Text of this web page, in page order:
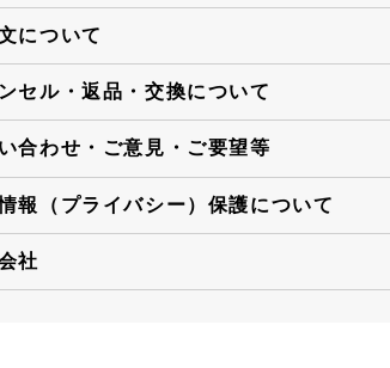
について
セル・返品・交換について
合わせ・ご意見・ご要望等
報（プライバシー）保護について
社